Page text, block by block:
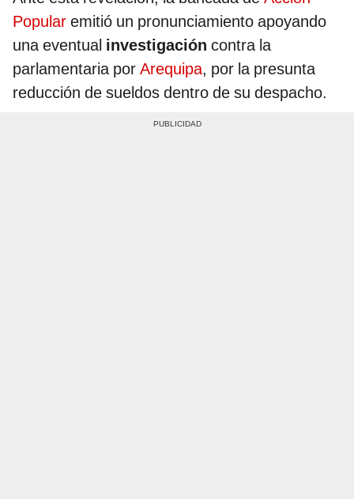
Popular emitió un pronunciamiento apoyando
una eventual investigación contra la
parlamentaria por Arequipa, por la presunta
reducción de sueldos dentro de su despacho.